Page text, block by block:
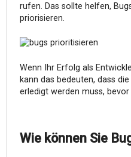
rufen. Das sollte helfen,
priorisieren.
Wenn Ihr Erfolg als
kann das bedeuten, dass
erledigt werden muss,
Wie können Sie